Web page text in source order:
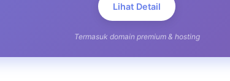
Lihat Detail
Termasuk domain premium & hosting